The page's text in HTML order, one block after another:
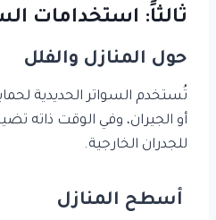
ثالثاً: استخدامات
حول المنازل والفلل
تُستخدم السواتر الحديدية
أو الجيران، وفي الوقت ذاته
للجدران الخارجية.
أسطح المنازل